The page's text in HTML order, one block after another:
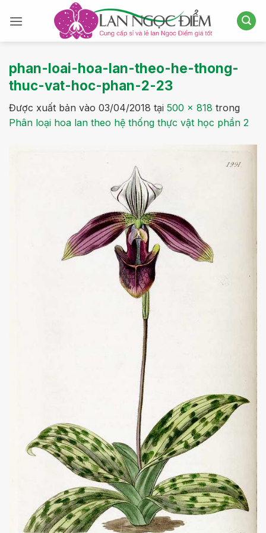
qua
phan-loai-hoa-lan-theo-he-thong-
thuc-vat-hoc-phan-2-23
Được xuất bản vào 03/04/2018 tại 500 × 818 trong
Phân loại hoa lan theo hệ thống thực vật học phần 2